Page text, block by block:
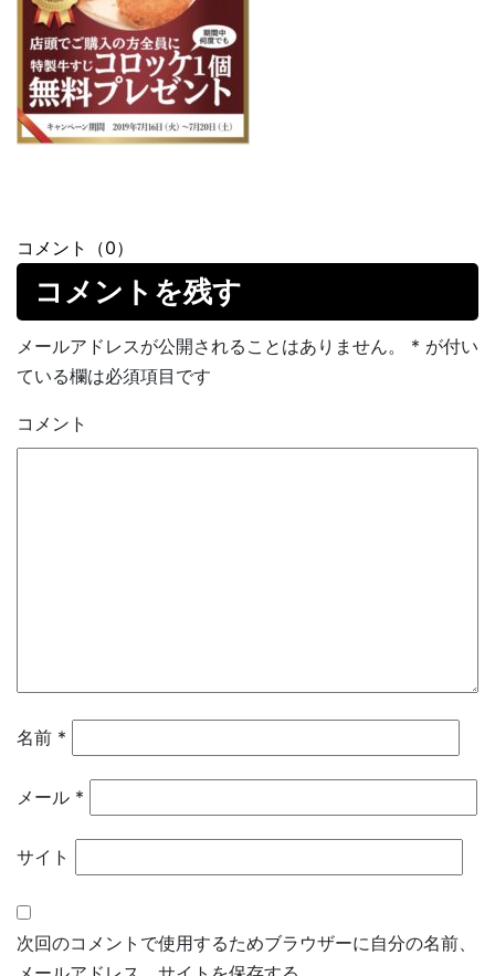
コメント（0）
コメントを残す
メールアドレスが公開されることはありません。 * が付い
ている欄は必須項目です
コメント
名前 *
メール *
サイト
次回のコメントで使用するためブラウザーに自分の名前、